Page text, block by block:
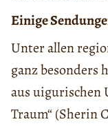
Einige
Unter allen
ganz besonders
aus uigurischen
Traum“ (Sherin